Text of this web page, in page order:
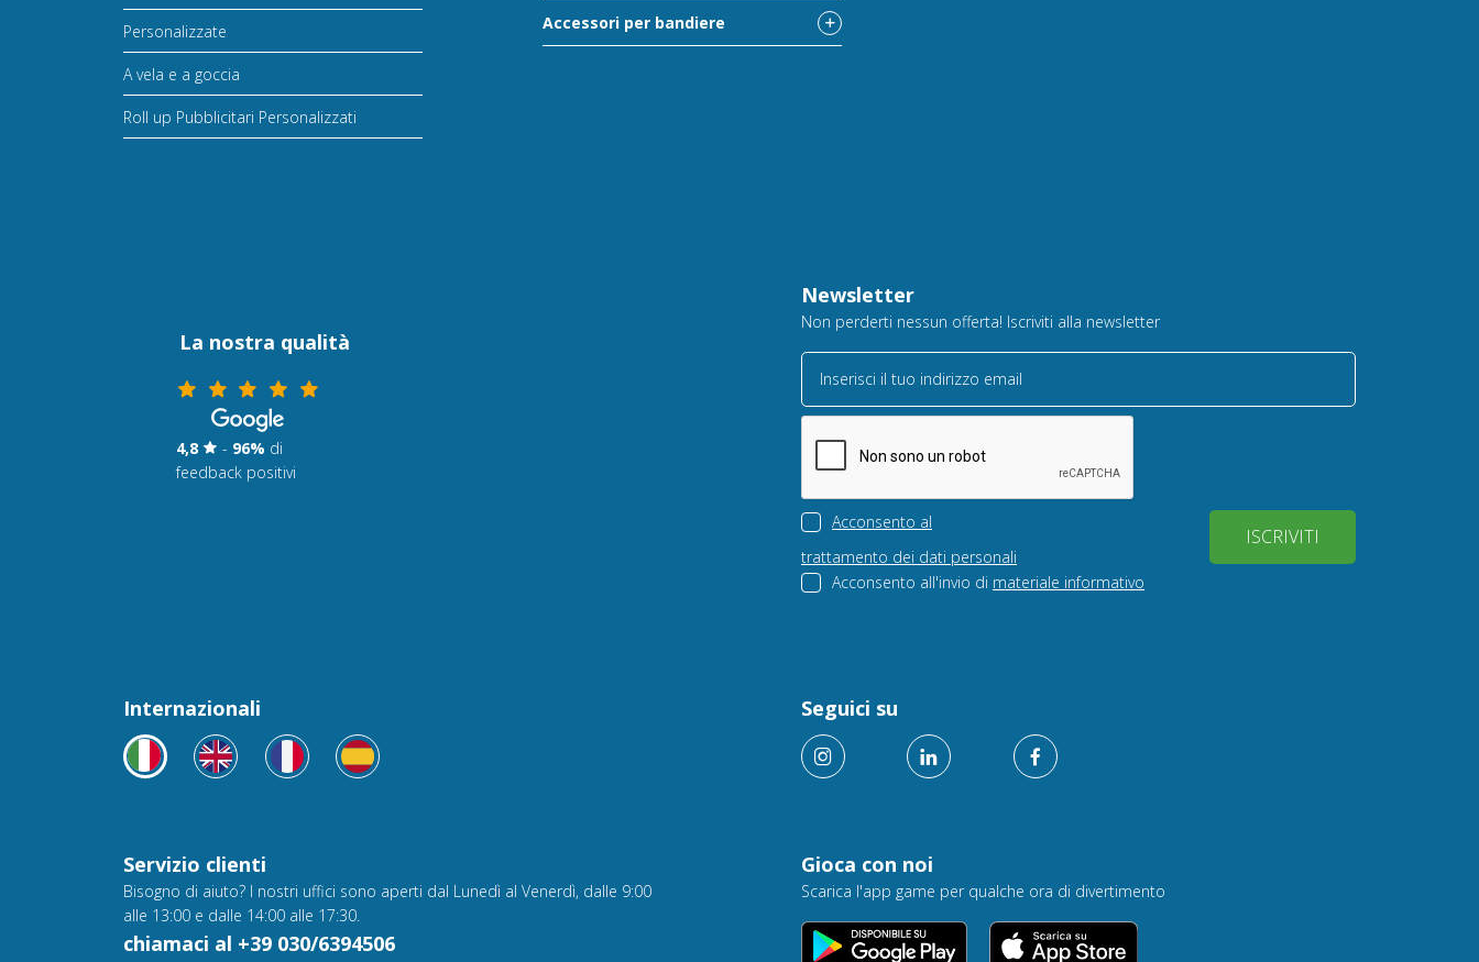
Personalizzate
A vela e a goccia
Roll up Pubblicitari Personalizzati
Accessori per bandiere
La nostra qualità
4,8 - 96% di
feedback positivi
Newsletter
Non perderti nessun offerta! Iscriviti alla newsletter
Inserisci il tuo indirizzo email
Acconsento al
trattamento dei dati personali
Acconsento all'invio di materiale informativo
ISCRIVITI
Servizio clienti
Bisogno di aiuto? I nostri uffici sono aperti dal Lunedì al Venerdì, dalle 9:00
alle 13:00 e dalle 14:00 alle 17:30.
chiamaci al +39 030/6394506
Internazionali Seguici su
Gioca con noi
Scarica l'app game per qualche ora di divertimento